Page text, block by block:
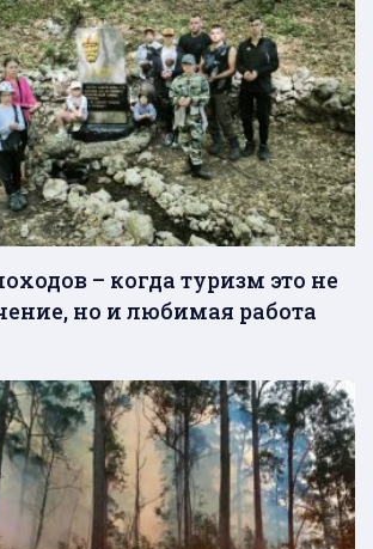
– когда туризм это не
но и любимая работа